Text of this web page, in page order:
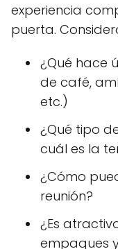
experiencia
puerta.
¿Qué hace
de café,
etc.)
¿Qué tipo
cuál es la
¿Cómo
reunión?
¿Es
empaques